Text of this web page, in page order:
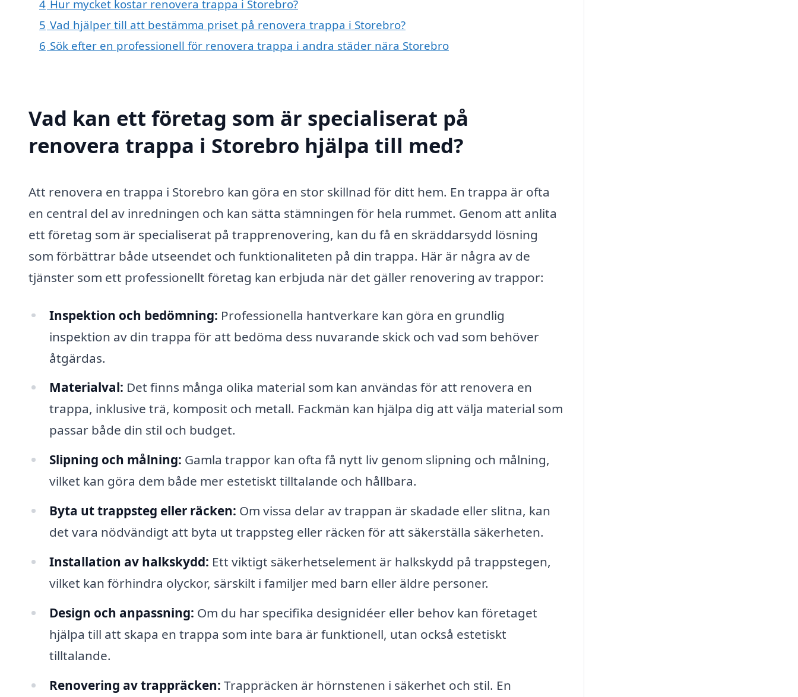
4 Hur mycket kostar renovera trappa i Storebro?
5 Vad hjälper till att bestämma priset på renovera trappa i Storebro?
6 Sök efter en professionell för renovera trappa i andra städer nära Storebro
Vad kan ett företag som är specialiserat på
renovera trappa i Storebro hjälpa till med?
Att renovera en trappa i Storebro kan göra en stor skillnad för ditt hem. En trappa är ofta
en central del av inredningen och kan sätta stämningen för hela rummet. Genom att anlita
ett företag som är specialiserat på trapprenovering, kan du få en skräddarsydd lösning
som förbättrar både utseendet och funktionaliteten på din trappa. Här är några av de
tjänster som ett professionellt företag kan erbjuda när det gäller renovering av trappor:
Inspektion och bedömning: Professionella hantverkare kan göra en grundlig
inspektion av din trappa för att bedöma dess nuvarande skick och vad som behöver
åtgärdas.
Materialval: Det finns många olika material som kan användas för att renovera en
trappa, inklusive trä, komposit och metall. Fackmän kan hjälpa dig att välja material som
passar både din stil och budget.
Slipning och målning: Gamla trappor kan ofta få nytt liv genom slipning och målning,
vilket kan göra dem både mer estetiskt tilltalande och hållbara.
Byta ut trappsteg eller räcken: Om vissa delar av trappan är skadade eller slitna, kan
det vara nödvändigt att byta ut trappsteg eller räcken för att säkerställa säkerheten.
Installation av halkskydd: Ett viktigt säkerhetselement är halkskydd på trappstegen,
vilket kan förhindra olyckor, särskilt i familjer med barn eller äldre personer.
Design och anpassning: Om du har specifika designidéer eller behov kan företaget
hjälpa till att skapa en trappa som inte bara är funktionell, utan också estetiskt
tilltalande.
Renovering av trappräcken: Trappräcken är hörnstenen i säkerhet och stil. En